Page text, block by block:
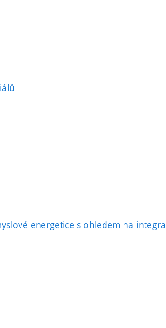
energetice s ohledem na